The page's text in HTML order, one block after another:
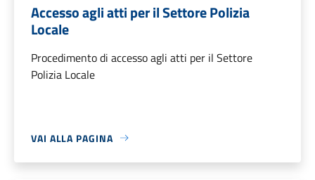
Accesso agli atti per il Settore Polizia
Locale
Procedimento di accesso agli atti per il Settore
Polizia Locale
VAI ALLA PAGINA